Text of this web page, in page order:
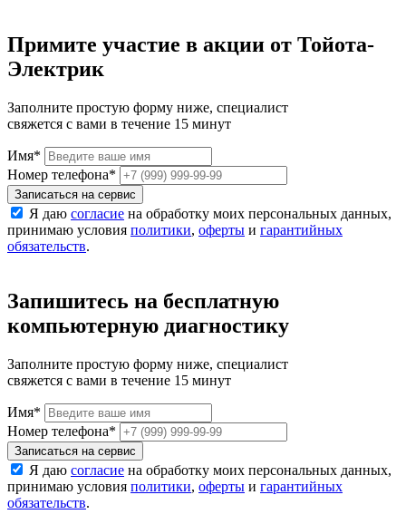
Примите участие в акции от Тойота-
Электрик
Заполните простую форму ниже, специалист
свяжется с вами в течение 15 минут
Имя*
Номер телефона*
Записаться на сервис
Я даю согласие на обработку моих персональных данных,
принимаю условия политики, оферты и гарантийных
обязательств.
Запишитесь на бесплатную
компьютерную диагностику
Заполните простую форму ниже, специалист
свяжется с вами в течение 15 минут
Имя*
Номер телефона*
Записаться на сервис
Я даю согласие на обработку моих персональных данных,
принимаю условия политики, оферты и гарантийных
обязательств.